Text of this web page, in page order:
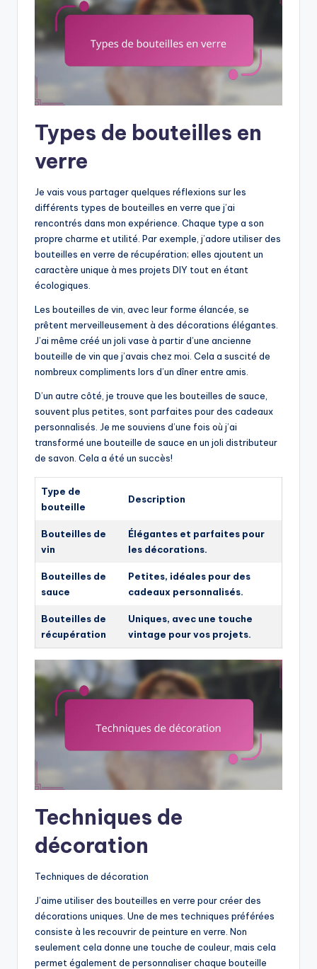
Types de bouteilles en
verre
Je vais vous partager quelques réflexions sur les
différents types de bouteilles en verre que j’ai
rencontrés dans mon expérience. Chaque type a son
propre charme et utilité. Par exemple, j’adore utiliser des
bouteilles en verre de récupération; elles ajoutent un
caractère unique à mes projets DIY tout en étant
écologiques.
Les bouteilles de vin, avec leur forme élancée, se
prêtent merveilleusement à des décorations élégantes.
J’ai même créé un joli vase à partir d’une ancienne
bouteille de vin que j’avais chez moi. Cela a suscité de
nombreux compliments lors d’un dîner entre amis.
D’un autre côté, je trouve que les bouteilles de sauce,
souvent plus petites, sont parfaites pour des cadeaux
personnalisés. Je me souviens d’une fois où j’ai
transformé une bouteille de sauce en un joli distributeur
de savon. Cela a été un succès!
Type de
bouteille
Description
Bouteilles de
vin
Élégantes et parfaites pour
les décorations.
Bouteilles de
sauce
Petites, idéales pour des
cadeaux personnalisés.
Bouteilles de
récupération
Uniques, avec une touche
vintage pour vos projets.
Techniques de
décoration
Techniques de décoration
J’aime utiliser des bouteilles en verre pour créer des
décorations uniques. Une de mes techniques préférées
consiste à les recouvrir de peinture en verre. Non
seulement cela donne une touche de couleur, mais cela
permet également de personnaliser chaque bouteille